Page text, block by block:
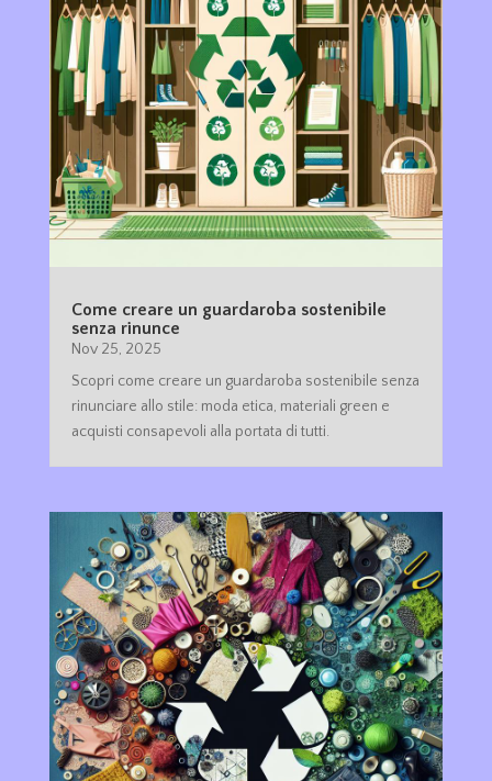
Come creare un guardaroba sostenibile
senza rinunce
Nov 25, 2025
Scopri come creare un guardaroba sostenibile senza
rinunciare allo stile: moda etica, materiali green e
acquisti consapevoli alla portata di tutti.